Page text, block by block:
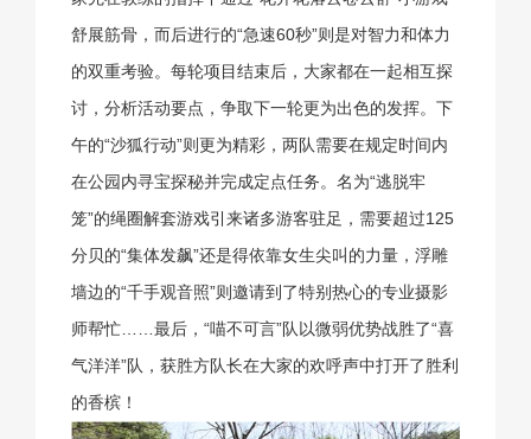
舒展筋骨，而后进行的“急速60秒”则是对智力和体力
的双重考验。每轮项目结束后，大家都在一起相互探
讨，分析活动要点，争取下一轮更为出色的发挥。下
午的“沙狐行动”则更为精彩，两队需要在规定时间内
在公园内寻宝探秘并完成定点任务。名为“逃脱牢
笼”的绳圈解套游戏引来诸多游客驻足，需要超过125
分贝的“集体发飙”还是得依靠女生尖叫的力量，浮雕
墙边的“千手观音照”则邀请到了特别热心的专业摄影
师帮忙……最后，“喵不可言”队以微弱优势战胜了“喜
气洋洋”队，获胜方队长在大家的欢呼声中打开了胜利
的香槟！